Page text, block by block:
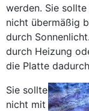
werden. Sie
nicht übermäßig
durch
durch Heizung
die Platte
Sie sollte
nicht mit